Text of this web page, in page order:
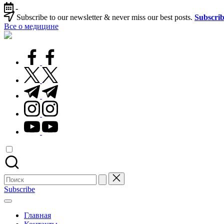
Перейти
к
содержимому
-
Subscribe to our newsletter & never miss our best posts.
Все о медицине
Лечитесь
facebook.com
twitter.com
t.me
instagram.com
youtube.com
Поиск
для:
Subscribe
Главная